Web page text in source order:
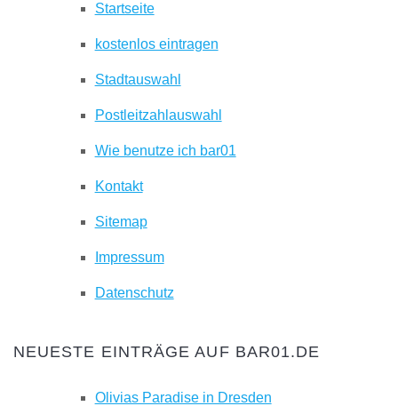
Startseite
kostenlos eintragen
Stadtauswahl
Postleitzahlauswahl
Wie benutze ich bar01
Kontakt
Sitemap
Impressum
Datenschutz
NEUESTE EINTRÄGE AUF BAR01.DE
Olivias Paradise in Dresden